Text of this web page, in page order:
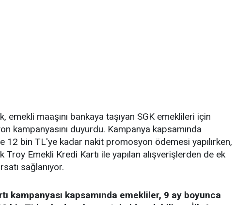
emekli maaşını bankaya taşıyan SGK emeklileri için
kampanyasını duyurdu. Kampanya kapsamında
12 bin TL'ye kadar nakit promosyon ödemesi yapılırken,
Troy Emekli Kredi Kartı ile yapılan alışverişlerden de ek
sağlanıyor.
kampanyası kapsamında emekliler, 9 ay boyunca